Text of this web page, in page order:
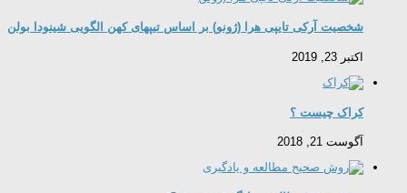
شخصیت آرکی تایپی هرا (ژونو) بر اساس تیپهای کهن الگویی شینودا بولن
اکتبر 23, 2019
کراک چیست ؟
آگوست 21, 2018